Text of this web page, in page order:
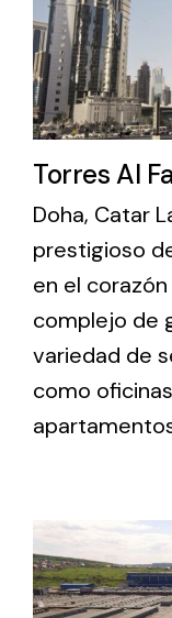
de
Solar
Torres Al
Doha, Catar
prestigioso
en el
complejo de
variedad de
como